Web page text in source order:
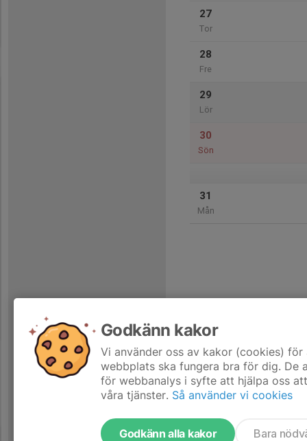
27
Tor
28
Fre
29
Lör
30
Sön
31
Mån
Godkänn kakor
Vi använder oss av kakor (cookies)
webbplats ska fungera bra för dig. De
för webbanalys i syfte att hjälpa oss
våra tjänster. Så använder vi cookies
Godkänn alla kakor Bara